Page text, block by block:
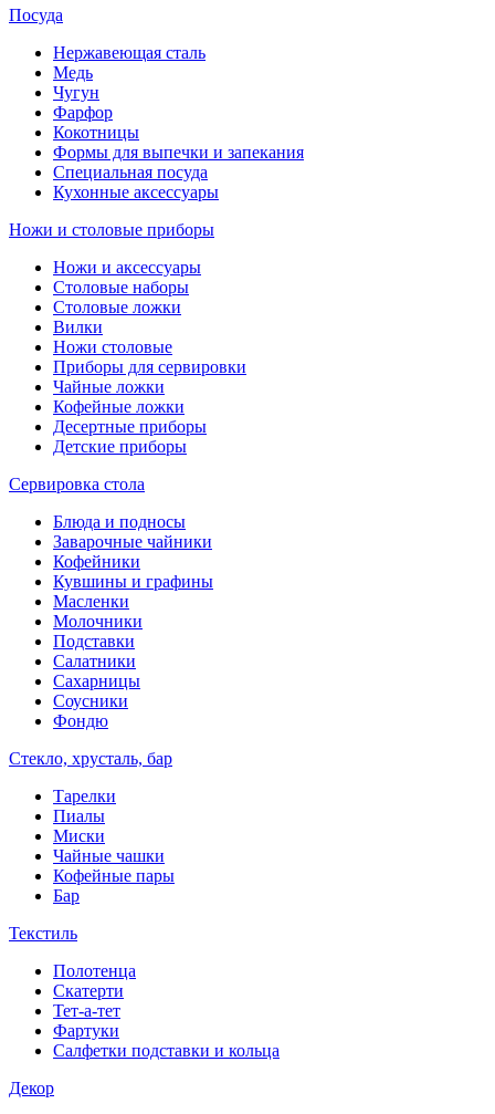
Посуда
Нержавеющая сталь
Медь
Чугун
Фарфор
Кокотницы
Формы для выпечки и запекания
Специальная посуда
Кухонные аксессуары
Ножи и столовые приборы
Ножи и аксессуары
Столовые наборы
Столовые ложки
Вилки
Ножи столовые
Приборы для сервировки
Чайные ложки
Кофейные ложки
Десертные приборы
Детские приборы
Сервировка стола
Блюда и подносы
Заварочные чайники
Кофейники
Кувшины и графины
Масленки
Молочники
Подставки
Салатники
Сахарницы
Соусники
Фондю
Стекло, хрусталь, бар
Тарелки
Пиалы
Миски
Чайные чашки
Кофейные пары
Бар
Текстиль
Полотенца
Скатерти
Тет-а-тет
Фартуки
Салфетки подставки и кольца
Декор